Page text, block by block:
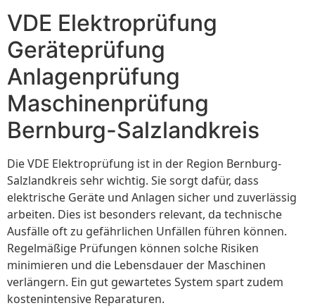
VDE Elektroprüfung
Geräteprüfung
Anlagenprüfung
Maschinenprüfung
Bernburg-Salzlandkreis
Die VDE Elektroprüfung ist in der Region Bernburg-
Salzlandkreis sehr wichtig. Sie sorgt dafür, dass
elektrische Geräte und Anlagen sicher und zuverlässig
arbeiten. Dies ist besonders relevant, da technische
Ausfälle oft zu gefährlichen Unfällen führen können.
Regelmäßige Prüfungen können solche Risiken
minimieren und die Lebensdauer der Maschinen
verlängern. Ein gut gewartetes System spart zudem
kostenintensive Reparaturen.